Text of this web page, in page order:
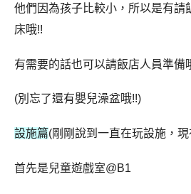
他們因為孩子比較小，所以是有請
床哦!!
有需要的話也可以請飯店人員準備
(別忘了還有嬰兒澡盆哦!!)
設施篇(剛剛說到一直在玩設施，
首先是兒童遊戲室@B1